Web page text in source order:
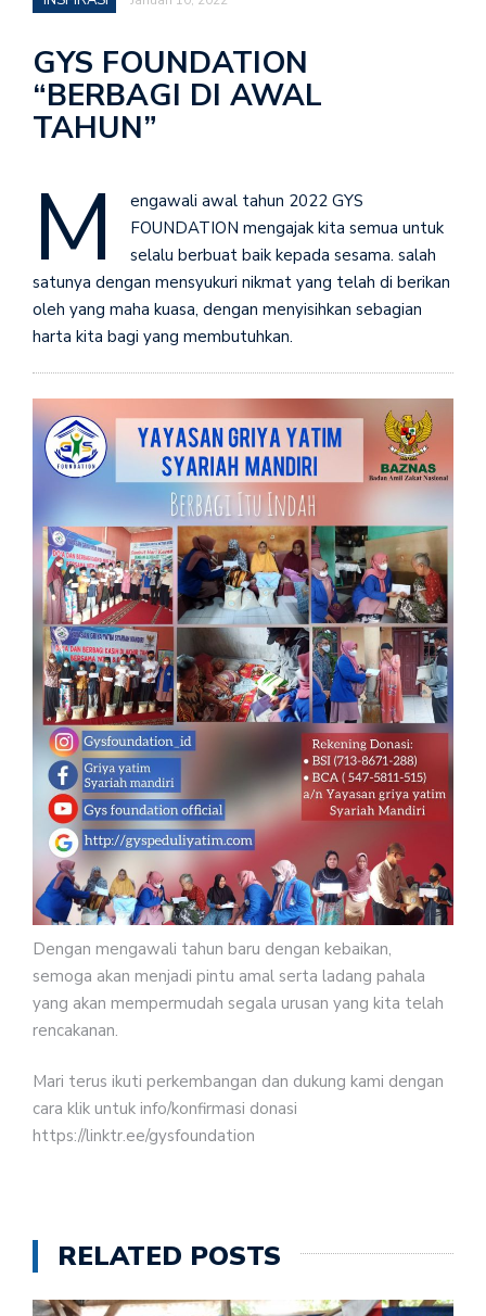
GYS FOUNDATION
“BERBAGI DI AWAL
TAHUN”
M
engawali awal tahun 2022 GYS
FOUNDATION mengajak kita semua untuk
selalu berbuat baik kepada sesama. salah
satunya dengan mensyukuri nikmat yang telah di berikan
oleh yang maha kuasa, dengan menyisihkan sebagian
harta kita bagi yang membutuhkan.
Dengan mengawali tahun baru dengan kebaikan,
semoga akan menjadi pintu amal serta ladang pahala
yang akan mempermudah segala urusan yang kita telah
rencakanan.
Mari terus ikuti perkembangan dan dukung kami dengan
cara klik untuk info/konfirmasi donasi
https://linktr.ee/gysfoundation
RELATED POSTS